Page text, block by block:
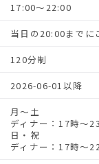
17:00〜22:00
当日の20:00まで
120分制
2026-06-01以降
月～土
ディナー：17時～
日・祝
ディナー：17時～